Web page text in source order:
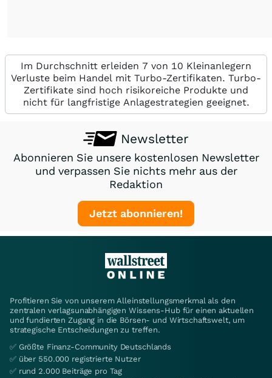
Im Durchschnitt erleiden 7 von 10 Kleinanlegern
Verluste beim Handel mit Turbo-Zertifikaten. Turbo-
Zertifikate sind hoch risikoreiche Produkte und
nicht für langfristige Anlagestrategien geeignet.
Newsletter
Abonnieren Sie unsere kostenlosen Newsletter
und verpassen Sie nichts mehr aus der
Redaktion
Jetzt abonnieren!
Profitieren Sie von unserem Alleinstellungsmerkmal als den
zentralen verlagsunabhängigen Wissens-Hub für einen aktuellen
und fundierten Zugang in die Börsen- und Wirtschaftswelt, um
strategische Entscheidungen zu treffen.
✅ Größte Finanz-Community Deutschlands
✅ über 550.000 registrierte Nutzer
✅ rund 2.000 Beiträge pro Tag